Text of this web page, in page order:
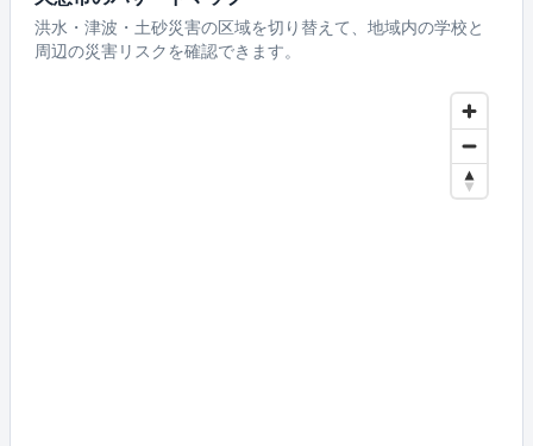
洪水・津波・土砂災害の区域を切り替えて、地域内の学校と
周辺の災害リスクを確認できます。